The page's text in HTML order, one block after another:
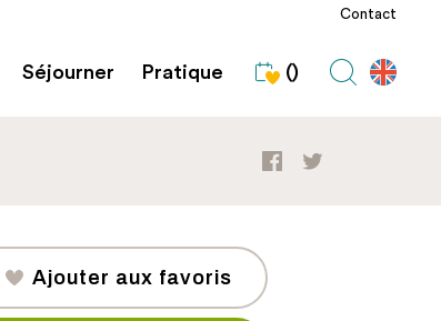
Contact
Séjourner Pratique ()
Ajouter aux favoris